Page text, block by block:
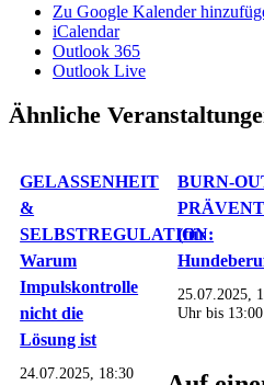
Zu Google Kalender
iCalendar
Outlook 365
Outlook Live
Ähnliche
GELASSENHEIT
&
SELBSTREGULATION:
Warum
Impulskontrolle
nicht die
Lösung ist
24.07.2025, 18:30
BURN-
(für
25.07.2025,
Uhr bis